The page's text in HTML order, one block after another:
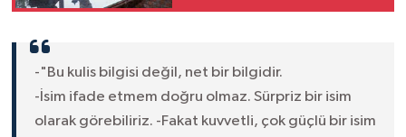
-"Bu kulis bilgisi değil, net bir bilgidir.
-İsim ifade etmem doğru olmaz. Sürpriz bir isim
olarak görebiliriz. -Fakat kuvvetli, çok güçlü bir isim